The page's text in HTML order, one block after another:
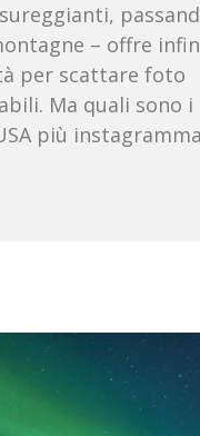
– offre
per scattare foto
Ma quali sono i
più